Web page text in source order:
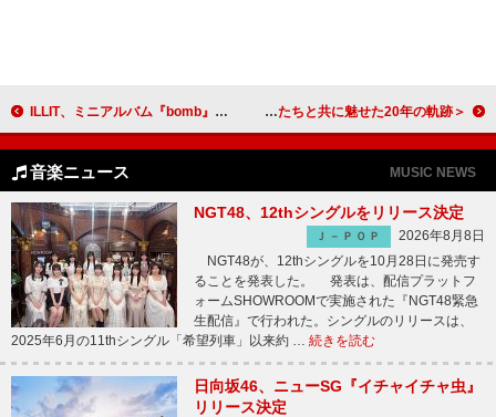
ILLIT、ミニアルバム『bomb』ハイライトメドレー＆新曲「Billyeoon Goyangi (Do the Dance)」音源一部を公開 ＜ライブレポート＞星屑スキャット、“歌謡曲の殿堂”NHKホールで仲間たちと共に魅せた20年の軌跡
音楽ニュース MUSIC NEWS
NGT48、12thシングルをリリース決定
Ｊ－ＰＯＰ
2026年8月8日
NGT48が、12thシングルを10月28日に発売す
ることを発表した。 発表は、配信プラットフ
ォームSHOWROOMで実施された『NGT48緊急
生配信』で行われた。シングルのリリースは、
2025年6月の11thシングル「希望列車」以来約 … 続きを読む
日向坂46、ニューSG『イチャイチャ虫』
リリース決定